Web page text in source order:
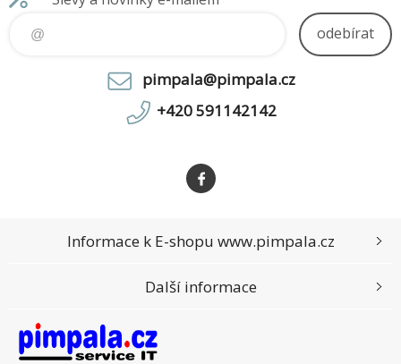
odebírat
pimpala@pimpala.cz
+420 591142142
Informace k E-shopu www.pimpala.cz
Další informace